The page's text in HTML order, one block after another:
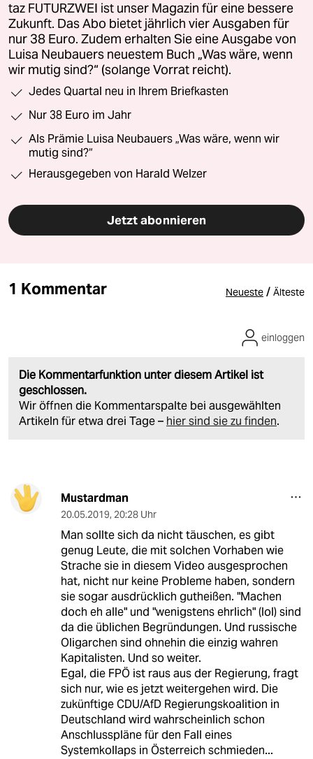
taz FUTURZWEI ist unser Magazin für eine bessere
Zukunft. Das Abo bietet jährlich vier Ausgaben für
nur 38 Euro. Zudem erhalten Sie eine Ausgabe von
Luisa Neubauers neuestem Buch „Was wäre, wenn
wir mutig sind?“ (solange Vorrat reicht).
Jedes Quartal neu in Ihrem Briefkasten
Nur 38 Euro im Jahr
Als Prämie Luisa Neubauers „Was wäre, wenn wir
mutig sind?“
Herausgegeben von Harald Welzer
Jetzt abonnieren
1 Kommentar Neueste / Älteste
Die Kommentarfunktion unter diesem Artikel ist
geschlossen.
Wir öffnen die Kommentarspalte bei ausgewählten
Artikeln für etwa drei Tage – hier sind sie zu finden.
einloggen
Mustardman
20.05.2019, 20:28 Uhr
Man sollte sich da nicht täuschen, es gibt
genug Leute, die mit solchen Vorhaben wie
Strache sie in diesem Video ausgesprochen
hat, nicht nur keine Probleme haben, sondern
sie sogar ausdrücklich gutheißen. "Machen
doch eh alle" und "wenigstens ehrlich" (lol) sind
da die üblichen Begründungen. Und russische
Oligarchen sind ohnehin die einzig wahren
Kapitalisten. Und so weiter.
Egal, die FPÖ ist raus aus der Regierung, fragt
sich nur, wie es jetzt weitergehen wird. Die
zukünftige CDU/AfD Regierungskoalition in
Deutschland wird wahrscheinlich schon
Anschlusspläne für den Fall eines
Systemkollaps in Österreich schmieden...